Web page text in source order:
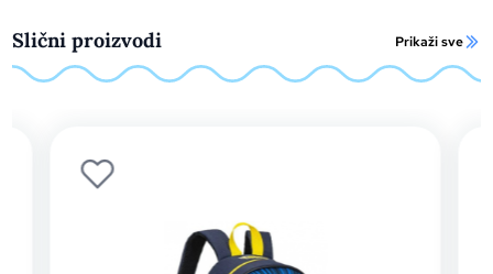
Slični proizvodi Prikaži sve